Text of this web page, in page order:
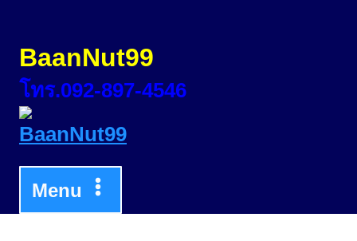
BaanNut99
โทร.092-897-4546
Menu